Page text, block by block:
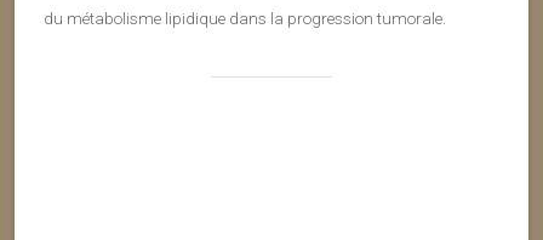
du métabolisme lipidique dans la progression tumorale.